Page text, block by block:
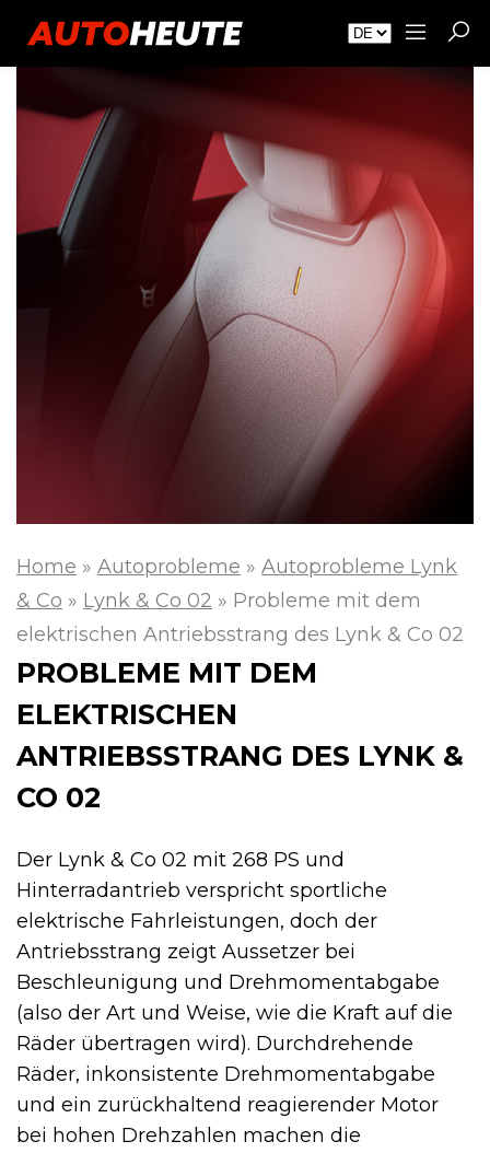
Home » Autoprobleme » Autoprobleme Lynk
& Co » Lynk & Co 02 » Probleme mit dem
elektrischen Antriebsstrang des Lynk & Co 02
PROBLEME MIT DEM
ELEKTRISCHEN
ANTRIEBSSTRANG DES LYNK &
CO 02
Der Lynk & Co 02 mit 268 PS und
Hinterradantrieb verspricht sportliche
elektrische Fahrleistungen, doch der
Antriebsstrang zeigt Aussetzer bei
Beschleunigung und Drehmomentabgabe
(also der Art und Weise, wie die Kraft auf die
Räder übertragen wird). Durchdrehende
Räder, inkonsistente Drehmomentabgabe
und ein zurückhaltend reagierender Motor
bei hohen Drehzahlen machen die